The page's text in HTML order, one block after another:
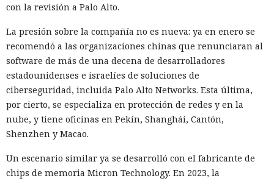
con la revisión a Palo Alto.
La presión sobre la compañía no es nueva: ya en enero se
recomendó a las organizaciones chinas que renunciaran al
software de más de una decena de desarrolladores
estadounidenses e israelíes de soluciones de
ciberseguridad, incluida Palo Alto Networks. Esta última,
por cierto, se especializa en protección de redes y en la
nube, y tiene oficinas en Pekín, Shanghái, Cantón,
Shenzhen y Macao.
Un escenario similar ya se desarrolló con el fabricante de
chips de memoria Micron Technology. En 2023, la